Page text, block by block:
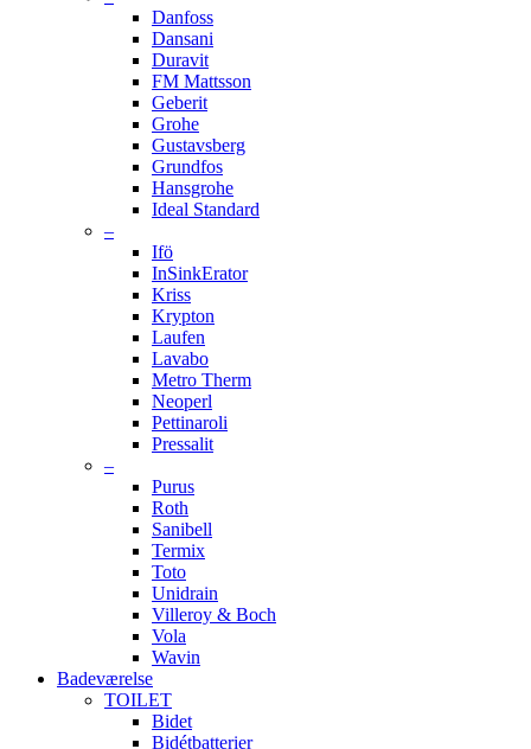
Danfoss
Dansani
Duravit
FM Mattsson
Geberit
Grohe
Gustavsberg
Grundfos
Hansgrohe
Ideal Standard
–
Ifö
InSinkErator
Kriss
Krypton
Laufen
Lavabo
Metro Therm
Neoperl
Pettinaroli
Pressalit
–
Purus
Roth
Sanibell
Termix
Toto
Unidrain
Villeroy & Boch
Vola
Wavin
Badeværelse
TOILET
Bidet
Bidétbatterier